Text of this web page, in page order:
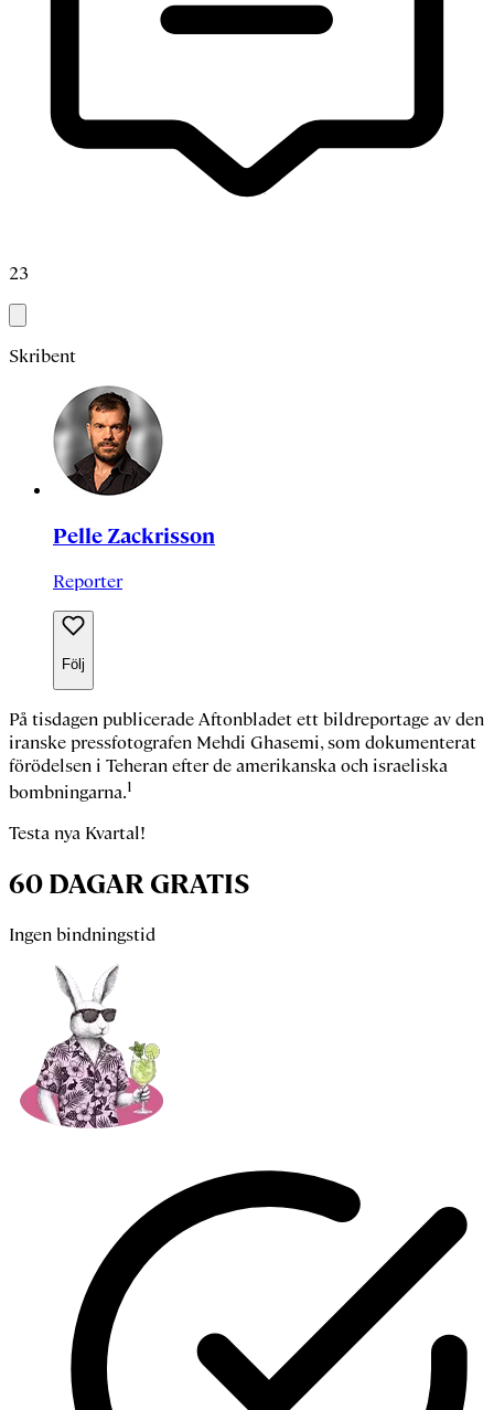
23
Skribent
Pelle Zackrisson
Reporter
Följ
På tisdagen publicerade Aftonbladet ett bildreportage av den
iranske pressfotografen Mehdi Ghasemi, som dokumenterat
förödelsen i Teheran efter de amerikanska och israeliska
bombningarna.1
Testa nya Kvartal!
60 DAGAR GRATIS
Ingen bindningstid